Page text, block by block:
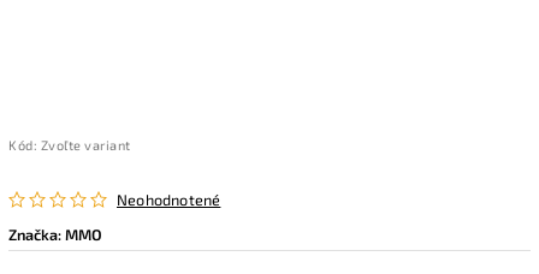
Kód: Zvoľte variant
Neohodnotené
Značka:MMO